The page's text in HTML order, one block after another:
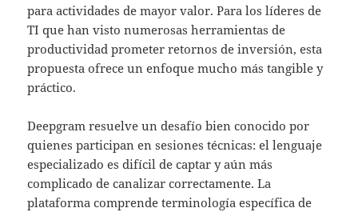
para actividades de mayor valor. Para los líderes de
TI que han visto numerosas herramientas de
productividad prometer retornos de inversión, esta
propuesta ofrece un enfoque mucho más tangible y
práctico.
Deepgram resuelve un desafío bien conocido por
quienes participan en sesiones técnicas: el lenguaje
especializado es difícil de captar y aún más
complicado de canalizar correctamente. La
plataforma comprende terminología específica de